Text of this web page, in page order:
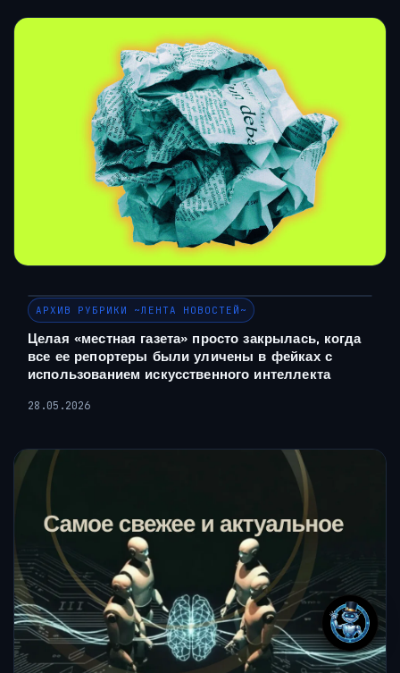
АРХИВ РУБРИКИ ~ЛЕНТА НОВОСТЕЙ~
Целая «местная газета» просто закрылась, когда
все ее репортеры были уличены в фейках с
использованием искусственного интеллекта
28.05.2026